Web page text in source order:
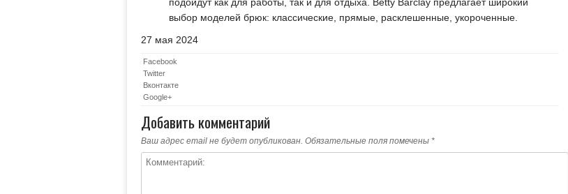
выбор моделей брюк: классические, прямые, расклешенные, укороченные.
27 мая 2024
Facebook
Twitter
Вконтакте
Google+
Добавить комментарий
Ваш адрес email не будет опубликован. Обязательные поля помечены *